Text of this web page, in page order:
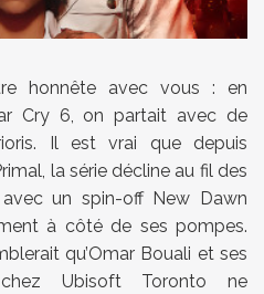
honnête avec vous : en
Cry 6, on partait avec de
Il est vrai que depuis
la série décline au fil des
avec un spin-off New Dawn
à côté de ses pompes.
qu’Omar Bouali et ses
Ubisoft Toronto ne